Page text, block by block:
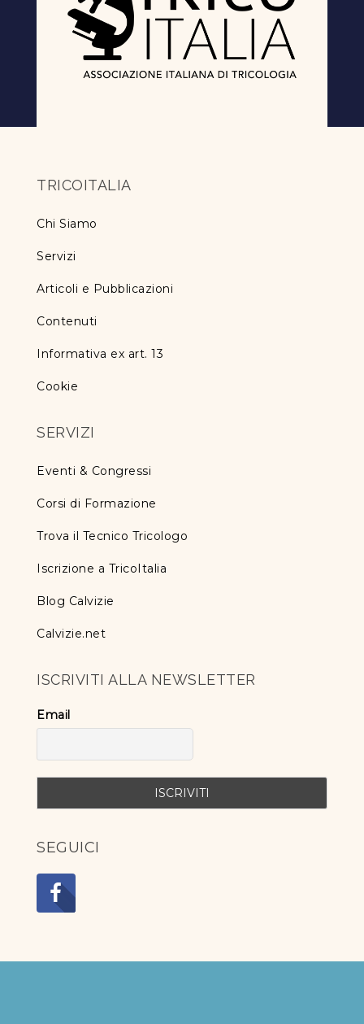
TRICOITALIA
Chi Siamo
Servizi
Articoli e Pubblicazioni
Contenuti
Informativa ex art. 13
Cookie
SERVIZI
Eventi & Congressi
Corsi di Formazione
Trova il Tecnico Tricologo
Iscrizione a TricoItalia
Blog Calvizie
Calvizie.net
ISCRIVITI ALLA NEWSLETTER
Email
SEGUICI